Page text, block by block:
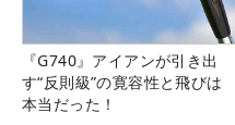
『G740』アイアンが引き出
す“反則級”の寛容性と飛びは
本当だった！